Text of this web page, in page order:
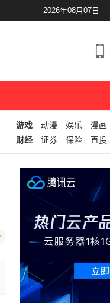
2026年08月07日
游戏 动漫 娱乐
漫画
财经
证券 保险 直投